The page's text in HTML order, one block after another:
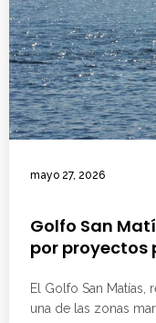
mayo 27, 2026
Golfo San
por
El Golfo San Matías,
una de las zonas